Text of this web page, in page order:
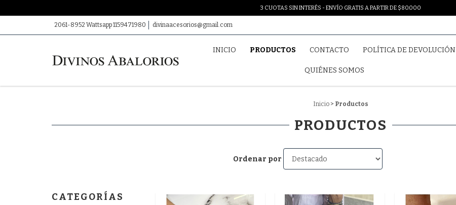
3 CUOTAS SIN INTERÉS - ENVÍO GRATIS A PARTIR DE $80.000
2061-8952 Wattsapp 1159471980 divinaacesorios@gmail.com
INICIO PRODUCTOS CONTACTO POLÍTICA DE DEVOLUCIÓN
QUIÉNES SOMOS
Inicio > Productos
PRODUCTOS
Ordenar por
CATEGORÍAS